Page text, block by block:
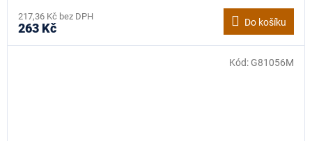
217,36 Kč bez DPH
263 Kč Do košíku
Kód: G81056M